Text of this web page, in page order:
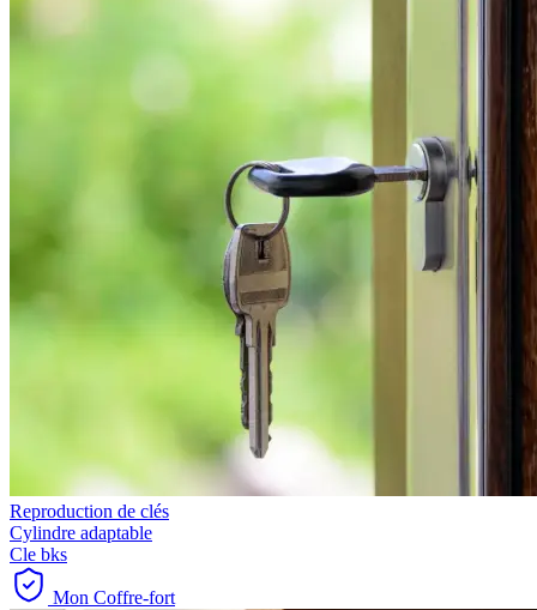
Reproduction de clés
Cylindre adaptable
Cle bks
Mon Coffre-fort